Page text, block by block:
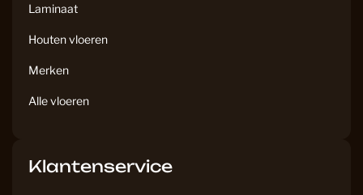
Laminaat
Houten vloeren
Merken
Alle vloeren
Klantenservice